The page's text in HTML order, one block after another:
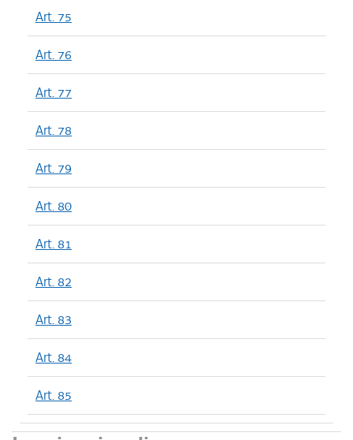
Art. 75
Art. 76
Art. 77
Art. 78
Art. 79
Art. 80
Art. 81
Art. 82
Art. 83
Art. 84
Art. 85